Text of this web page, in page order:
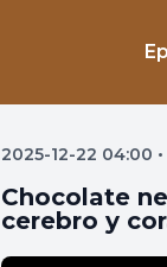
2025-12-22 04:00
Chocolate
cerebro y